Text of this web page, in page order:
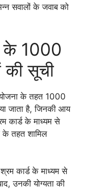
सवालों के जवाब को
के 1000
की सूची
योजना के तहत 1000
जाता है, जिनकी आय
कार्ड के माध्यम से
के तहत शामिल
कार्ड के माध्यम से
उनकी योग्यता की